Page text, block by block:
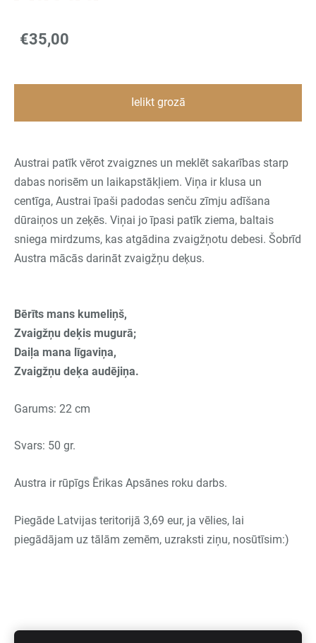
€35,00
Ielikt grozā
Austrai patīk vērot zvaigznes un meklēt sakarības starp
dabas norisēm un laikapstākļiem. Viņa ir klusa un
centīga, Austrai īpaši padodas senču zīmju adīšana
dūraiņos un zeķēs. Viņai jo īpasi patīk ziema, baltais
sniega mirdzums, kas atgādina zvaigžņotu debesi. Šobrīd
Austra mācās darināt zvaigžņu deķus.
Bērīts mans kumeliņš,
Zvaigžņu deķis mugurā;
Daiļa mana līgaviņa,
Zvaigžņu deķa audējiņa.
Garums: 22 cm
Svars: 50 gr.
Austra ir rūpīgs Ērikas Apsānes roku darbs.
Piegāde Latvijas teritorijā 3,69 eur, ja vēlies, lai
piegādājam uz tālām zemēm, uzraksti ziņu, nosūtīsim:)